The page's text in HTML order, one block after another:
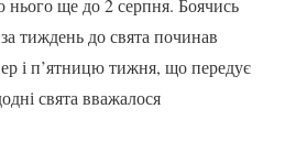
нього ще до 2 серпня. Боячись
тиждень до свята починав
і п’ятницю тижня, що передує
свята вважалося